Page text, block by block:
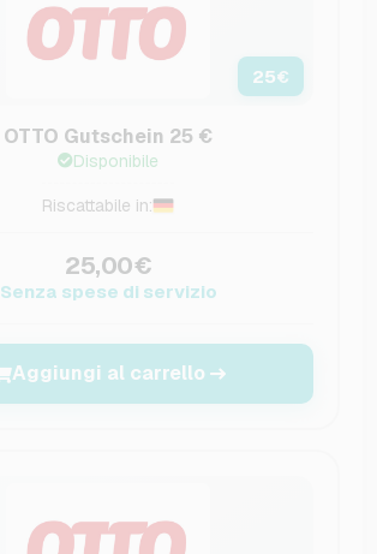
25€
OTTO Gutschein 25 €
Disponibile
Riscattabile in:
25,00€
Senza spese di servizio
Aggiungi al carrello